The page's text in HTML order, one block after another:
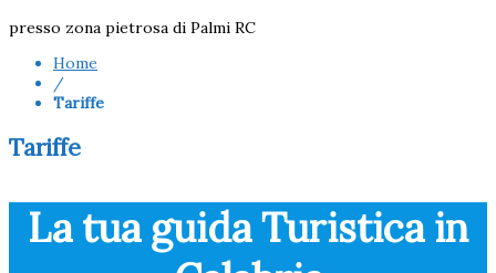
presso zona pietrosa di Palmi RC
Home
/
Tariffe
Tariffe
La tua guida Turistica in